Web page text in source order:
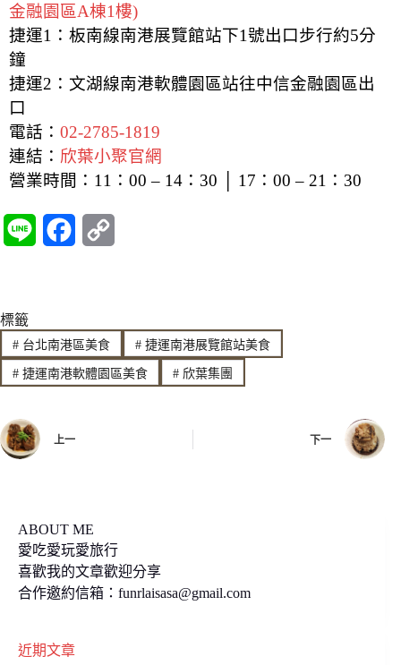
金融園區A棟1樓)
捷運1：板南線南港展覽館站下1號出口步行約5分
鐘
捷運2：文湖線南港軟體園區站往中信金融園區出
口
電話： 02-2785-1819
連結： 欣葉小聚官網
營業時間：11：00 – 14：30 │ 17：00 – 21： 30
e e
b
o
y
L
i
標籤
#台北南港區美食 #捷運南港展覽館站美食
#捷運南港軟體園區美食 #欣葉集團
上一 下一
ABOUT ME
愛吃愛玩愛旅行
喜歡我的文章歡迎分享
合作邀約信箱： funrlaisasa@gmail.com
近期文章